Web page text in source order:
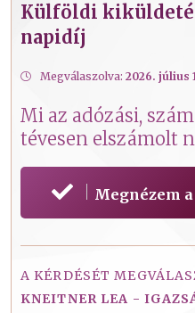
Külföldi
napidíj
Megválaszolva: 2026. július
Mi az adózási,
tévesen elszámolt
Megnézem
A KÉRDÉSÉT
KNEITNER LEA -